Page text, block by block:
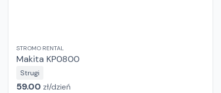
STROMO RENTAL
Makita KP0800
Strugi
59.00 zł/dzień